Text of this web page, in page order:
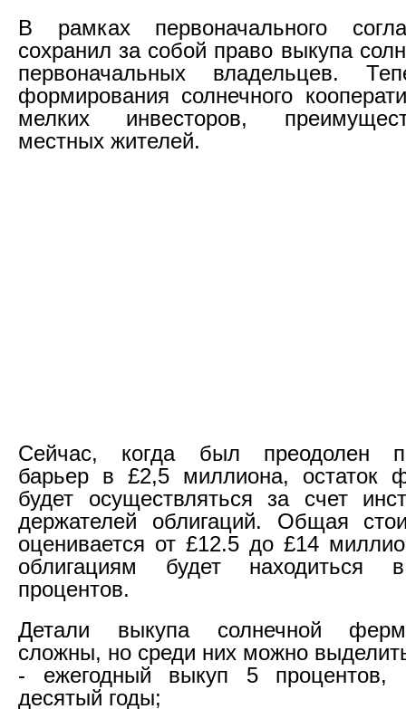
В рамках первоначального
сохранил за собой право выкупа
первоначальных владельцев.
формирования солнечного
мелких инвесторов,
местных жителей.
Сейчас, когда был преодолен
барьер в £2,5 миллиона, остаток
будет осуществляться за счет
держателей облигаций. Общая
оценивается от £12.5 до £14
облигациям будет
процентов.
Детали выкупа солнечной
сложны, но среди них можно
- ежегодный выкуп 5 процентов,
десятый годы;